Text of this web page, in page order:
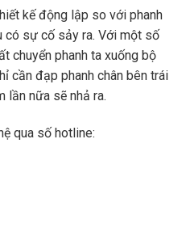
kế động lập so với phanh
có sự cố sảy ra. Với một số
chuyển phanh ta xuống bộ
cần đạp phanh chân bên trái
lần nữa sẽ nhả ra.
qua số hotline: